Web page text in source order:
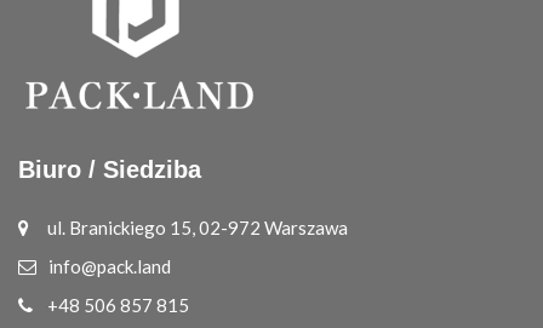
Biuro / Siedziba
ul. Branickiego 15, 02-972 Warszawa
info@pack.land
+48 506 857 815